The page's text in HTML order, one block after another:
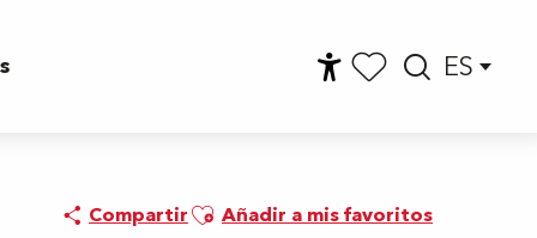
ES
CompartirAjouter aux favoris
Añadir a mis favoritos